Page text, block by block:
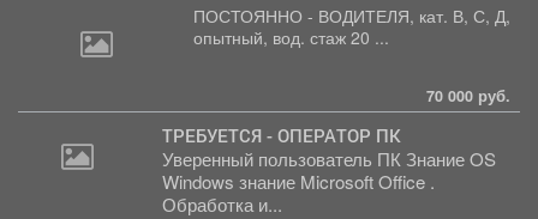
ПОСТОЯННО - ВОДИТЕЛЯ, кат. В, С, Д,
опытный, вод. стаж 20 ...
70 000 руб.
ТРЕБУЕТСЯ - ОПЕРАТОР ПК
Уверенный пользователь ПК Знание OS
Windows знание Microsoft Office .
Обработка и...